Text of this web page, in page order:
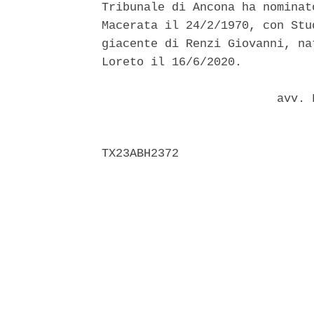
Tribunale di Ancona ha
Macerata il 24/2/1970, con
giacente di Renzi Giovanni,
Loreto il 16/6/2020.